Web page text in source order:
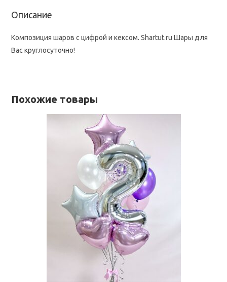
Описание
Композиция шаров с цифрой и кексом. Shartut.ru Шары для
Вас круглосуточно!
Похожие товары